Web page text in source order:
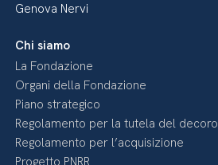
Genova Nervi
Chi siamo
La Fondazione
Organi della Fondazione
Piano strategico
Regolamento per la tutela del decoro
Regolamento per l’acquisizione
Progetto PNRR